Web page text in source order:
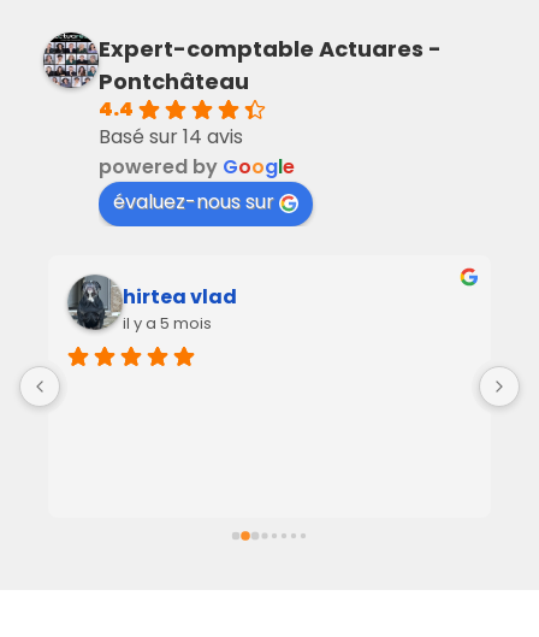
Expert-comptable Actuares -
Pontchâteau
4.4
Basé sur 14 avis
powered by Google
évaluez-nous sur
hirtea vlad
il y a 5 mois